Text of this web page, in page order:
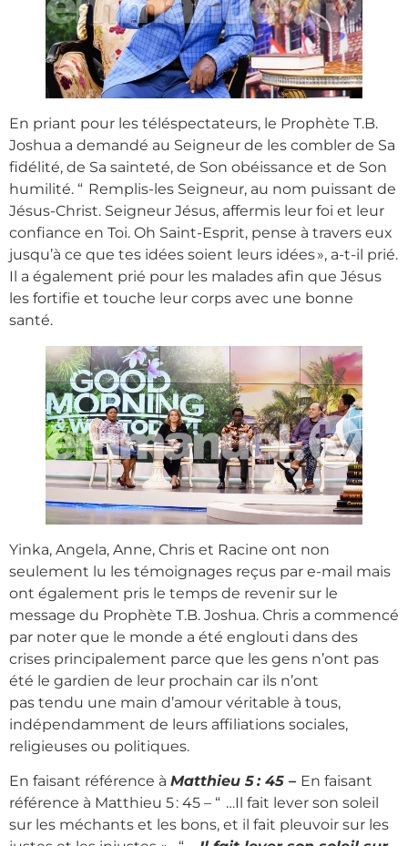
En priant pour les téléspectateurs, le Prophète T.B.
Joshua a demandé au Seigneur de les combler de Sa
fidélité, de Sa sainteté, de Son obéissance et de Son
humilité. “ Remplis-les Seigneur, au nom puissant de
Jésus-Christ. Seigneur Jésus, affermis leur foi et leur
confiance en Toi. Oh Saint-Esprit, pense à travers eux
jusqu’à ce que tes idées soient leurs idées », a-t-il prié.
Il a également prié pour les malades afin que Jésus
les fortifie et touche leur corps avec une bonne
santé.
Yinka, Angela, Anne, Chris et Racine ont non
seulement lu les témoignages reçus par e-mail mais
ont également pris le temps de revenir sur le
message du Prophète T.B. Joshua. Chris a commencé
par noter que le monde a été englouti dans des
crises principalement parce que les gens n’ont pas
été le gardien de leur prochain car ils n’ont
pas tendu une main d’amour véritable à tous,
indépendamment de leurs affiliations sociales,
religieuses ou politiques.
En faisant référence à Matthieu 5 : 45 – En faisant
référence à Matthieu 5 : 45 – “ …Il fait lever son soleil
sur les méchants et les bons, et il fait pleuvoir sur les